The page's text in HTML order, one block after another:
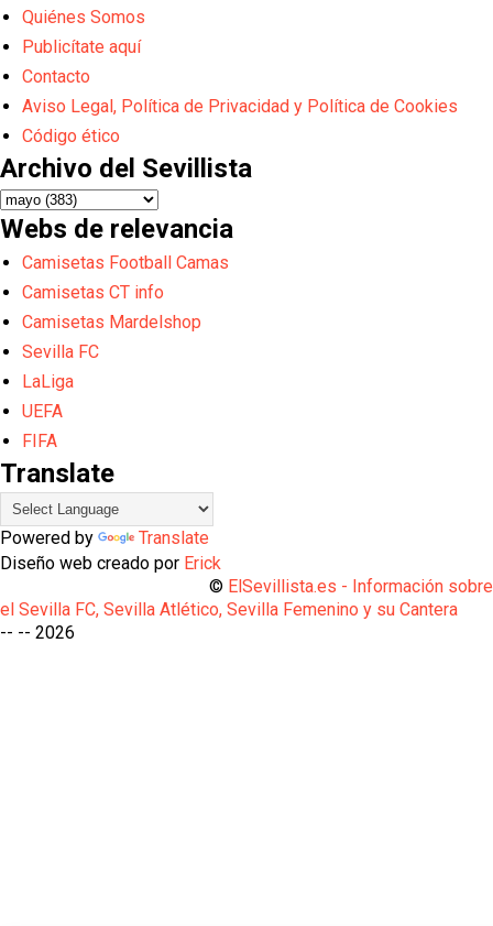
Quiénes Somos
Publicítate aquí
Contacto
Aviso Legal, Política de Privacidad y Política de Cookies
Código ético
Archivo del Sevillista
Webs de relevancia
Camisetas Football Camas
Camisetas CT info
Camisetas Mardelshop
Sevilla FC
LaLiga
UEFA
FIFA
Translate
Powered by
Translate
Diseño web creado por Erick
© ElSevillista.es - Información sobre
el Sevilla FC, Sevilla Atlético, Sevilla Femenino y su Cantera
-- -- 2026